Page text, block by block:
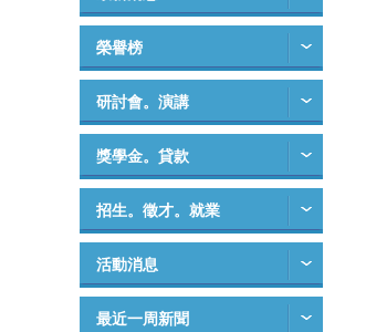
榮譽榜
研討會。演講
獎學金。貸款
招生。徵才。就業
活動消息
最近一周新聞